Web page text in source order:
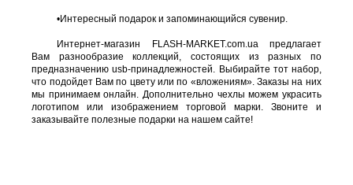
•Интересный подарок и запоминающийся сувенир.
Интернет-магазин FLASH-MARKET.com.ua предлагает
Вам разнообразие коллекций, состоящих из разных по
предназначению usb-принадлежностей. Выбирайте тот набор,
что подойдет Вам по цвету или по «вложениям». Заказы на них
мы принимаем онлайн. Дополнительно чехлы можем украсить
логотипом или изображением торговой марки. Звоните и
заказывайте полезные подарки на нашем сайте!